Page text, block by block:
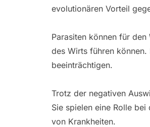
evolutionären Vorteil
Parasiten können für
des Wirts führen
beeinträchtigen.
Trotz der negativen
Sie spielen eine Rolle
von Krankheiten.